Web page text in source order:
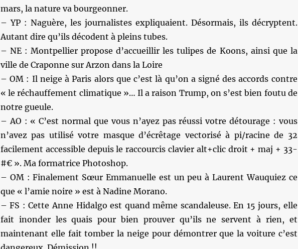
mars, la nature va bourgeonner.
– YP : Naguère, les journalistes expliquaient. Désormais, ils décryptent.
Autant dire qu’ils décodent à pleins tubes.
– NE : Montpellier propose d’accueillir les tulipes de Koons, ainsi que la
ville de Craponne sur Arzon dans la Loire
– OM : Il neige à Paris alors que c’est là qu’on a signé des accords contre
« le réchauffement climatique »… Il a raison Trump, on s’est bien foutu de
notre gueule.
– AO : « C’est normal que vous n’ayez pas réussi votre détourage : vous
n’avez pas utilisé votre masque d’écrêtage vectorisé à pi/racine de 32
facilement accessible depuis le raccourcis clavier alt+clic droit + maj + 33-
#€ ». Ma formatrice Photoshop.
– OM : Finalement Sœur Emmanuelle est un peu à Laurent Wauquiez ce
que « l’amie noire » est à Nadine Morano.
– FS : Cette Anne Hidalgo est quand même scandaleuse. En 15 jours, elle
fait inonder les quais pour bien prouver qu’ils ne servent à rien, et
maintenant elle fait tomber la neige pour démontrer que la voiture c’est